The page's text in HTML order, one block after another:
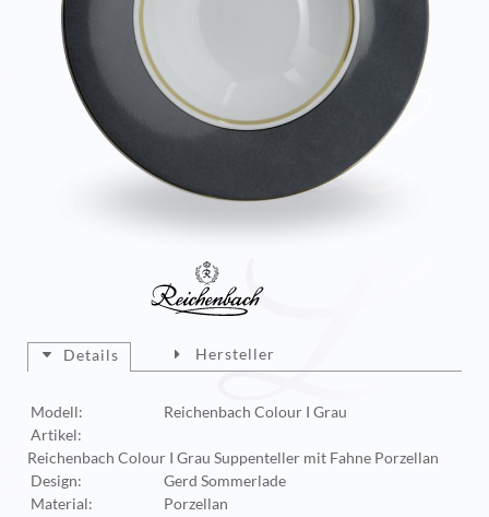
Details
Modell:
Reichenbach Colour I Grau
Artikel:
Reichenbach Colour I Grau Suppenteller mit Fahne Porzellan
Design:
Gerd Sommerlade
Material:
Porzellan
Hersteller